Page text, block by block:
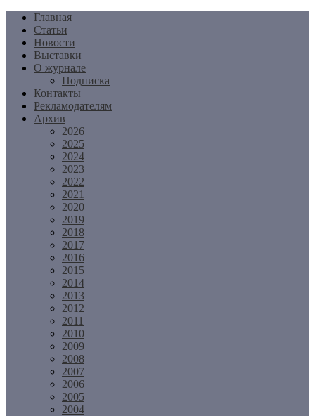
Перейти
содержимому
Главная
Статьи
Новости
Выставки
О журнале
Подписка
Контакты
Рекламодателям
Архив
2026
2025
2024
2023
2022
2021
2020
2019
2018
2017
2016
2015
2014
2013
2012
2011
2010
2009
2008
2007
2006
2005
2004